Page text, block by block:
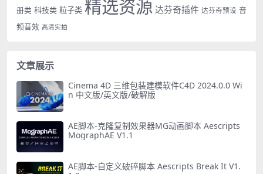
册类 科技类 粒子类 精选资源 达芬奇插件 达芬奇预设 音
频音效 高清实拍
文章展示
Cinema 4D 三维包装建模软件C4D 2024.0.0 Wi
n 中文版/英文版/破解版
AE脚本-克隆复制效果器MG动画脚本 Aescripts
MographAE V1.1
AE脚本-自定义破碎脚本 Aescripts Break It V1.